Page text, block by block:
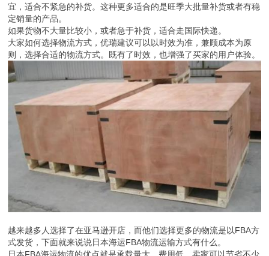
宜，适合不紧急的补货。这种更多适合的是旺季大批量补货或者有稳
定销量的产品。
如果货物不大量比较小，或者急于补货，适合走国际快递。
大家如何选择物流方式，优瑞建议可以以时效为准，兼顾成本为原
则，选择合适的物流方式。既有了时效，也增强了买家的用户体验。
越来越多人选择了在亚马逊开店，而他们选择更多的物流是以FBA方
式发货，下面就来说说日本海运FBA物流运输方式有什么。
日本FBA海运物流的优点就是承载量大、费用低，卖家可以节省不少